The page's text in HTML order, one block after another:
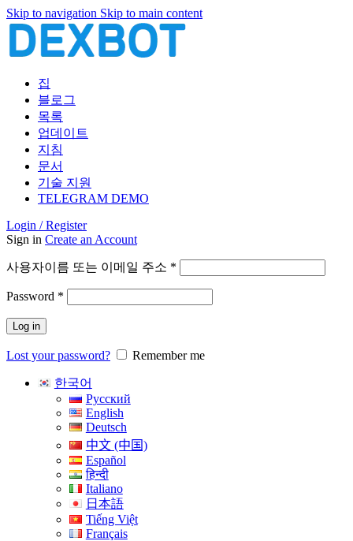
Skip to navigation Skip to main content
집
블로그
목록
업데이트
지침
문서
기술 지원
TELEGRAM DEMO
Login / Register
Sign in Create an Account
사용자이름 또는 이메일 주소 *
Password *
Log in
Lost your password? Remember me
한국어
Русский
English
Deutsch
中文 (中国)
Español
हिन्दी
Italiano
日本語
Tiếng Việt
Français